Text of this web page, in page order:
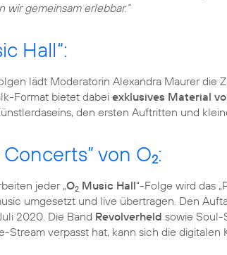
wir gemeinsam erlebbar.“
Hall“:
lädt Moderatorin Alexandra Maurer die
Format bietet dabei exklusives Material
den ersten Auftritten und
von O2:
jeder „O2 Music Hall“-Folge wird das
umgesetzt und live übertragen. Den
2020. Die Band Revolverheld sowie Soul-
Stream verpasst hat, kann sich die